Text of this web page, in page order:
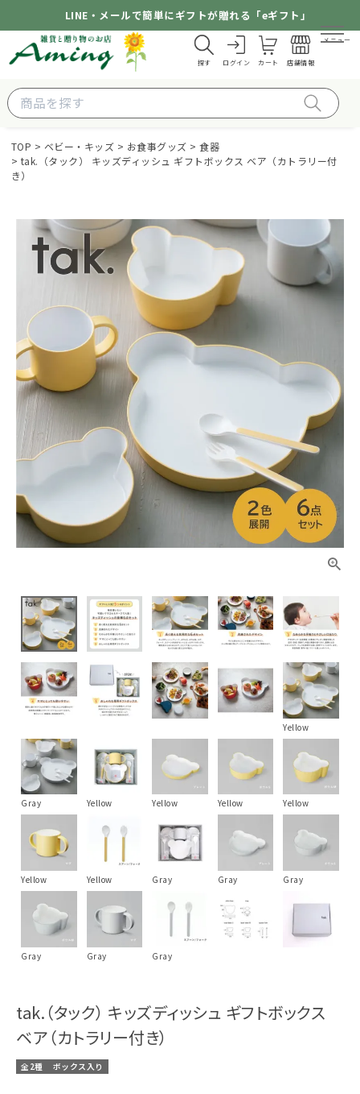
LINE・メールで簡単にギフトが贈れる「eギフト」
探す ログイン カート 店舗情報
メニュー
TOP ベビー・キッズ お食事グッズ
食器
tak.（タック） キッズディッシュ ギフトボックス ベア（カトラリー付
き）
Yellow
Gray Yellow Yellow Yellow Yellow
Yellow Yellow Gray Gray Gray
Gray Gray Gray
tak.（タック） キッズディッシュ ギフトボックス
ベア（カトラリー付き）
全2種 ボックス入り